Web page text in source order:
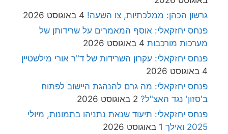
גרשון הכהן: ממלכתיות, צו השעה! 4 באוגוסט 2026
פנחס יחזקאלי: אוסף המאמרים על שרידותן של
מערכות מורכבות 4 באוגוסט 2026
פנחס יחזקאלי: עקרון השרידות של ד"ר אורי מילשטיין
4 באוגוסט 2026
פנחס יחזקאלי: מה גרם להנהגת היישוב לפתוח
ב'סזון' נגד האצ"ל? 2 באוגוסט 2026
פנחס יחזקאלי: תיעוד שנאת נתניהו בתמונות, מיולי
2025 ואילך
1 באוגוסט 2026